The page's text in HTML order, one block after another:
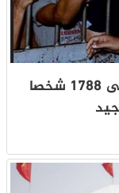
جلالة الملك يصدر عفوه السامي على 1788 شخصا